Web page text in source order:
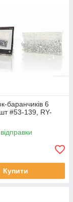
баранчиків 6
#53-139, RY-
Купити